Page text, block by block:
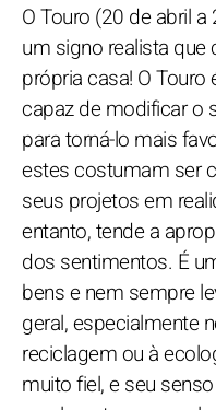
O Touro (20 de abril
um signo realista que
própria casa! O Touro
capaz de modificar o
para torná-lo mais
estes costumam ser
seus projetos em
entanto, tende a
dos sentimentos. É
bens e nem sempre
geral, especialmente
reciclagem ou à
muito fiel, e seu